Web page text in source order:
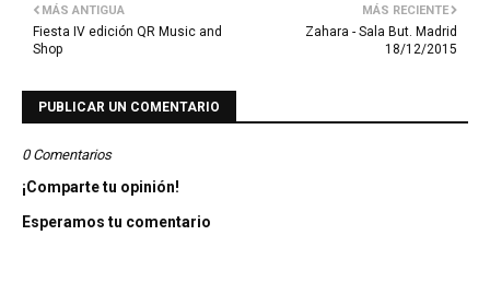
MÁS RECIENTE
Zahara - Sala But. Madrid
18/12/2015
MÁS ANTIGUA
Fiesta IV edición QR Music and
Shop
PUBLICAR UN COMENTARIO
0 Comentarios
¡Comparte tu opinión!
Esperamos tu comentario